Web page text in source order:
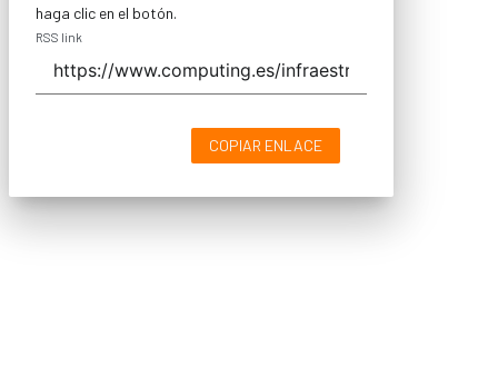
haga clic en el botón.
RSS link
COPIAR ENLACE